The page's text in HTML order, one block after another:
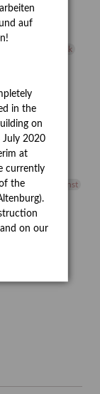
Jubiläum
Kunst
von Kühl
Lehmbruck
Remise
Pohlhof
Rehfeld
Video
Videokunst
Wolf and Dog
im
auf
in the
on
July 2020
at
currently
the
on our